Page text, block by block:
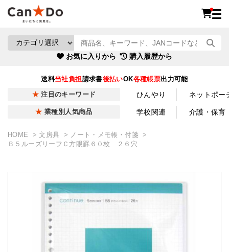
お気に入りから 購入履歴から
送料当社負担請求書後払いOK各種帳票出力可能
注目のキーワード ひんやり ネットポー
業種別人気商品 学校関連 介護・保育
HOME 文房具
ノート・メモ帳・付箋
Ｂ５ルーズリーフＣ方眼罫６０枚 ２６穴